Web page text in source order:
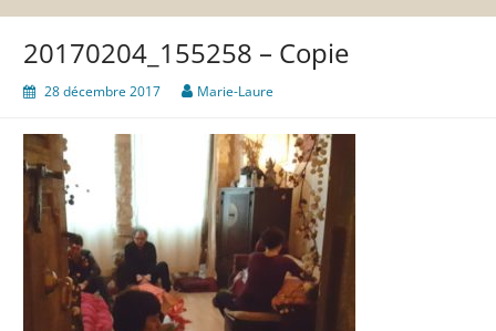
20170204_155258 – Copie
28 décembre 2017 Marie-Laure